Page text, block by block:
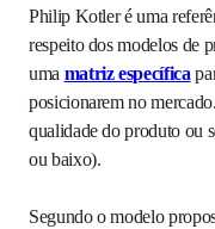
Philip Kotler é uma
respeito dos modelos de
uma matriz específica
posicionarem no
qualidade do produto ou
ou baixo).
Segundo o modelo